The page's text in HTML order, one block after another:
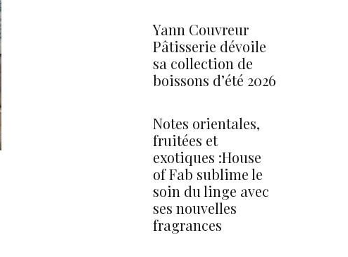
Yann Couvreur
Pâtisserie dévoile
sa collection de
boissons d’été 2026
Notes orientales,
fruitées et
exotiques :House
of Fab sublime le
soin du linge avec
ses nouvelles
fragrances